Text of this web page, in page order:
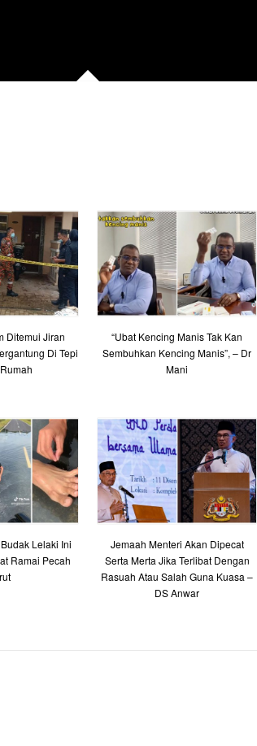
Ditemui Jiran
Di Tepi
“Ubat Kencing Manis Tak Kan
Sembuhkan Kencing Manis”, – Dr
Mani
Lelaki Ini
Ramai Pecah
Jemaah Menteri Akan Dipecat
Serta Merta Jika Terlibat Dengan
Rasuah Atau Salah Guna Kuasa –
DS Anwar